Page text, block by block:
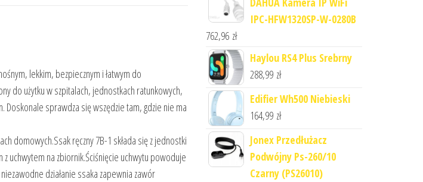
lekkim, bezpiecznym i łatwym do
do użytku w szpitalach, jednostkach ratunkowych,
Doskonale sprawdza się wszędzie tam, gdzie nie ma
domowych.Ssak ręczny 7B-1 składa się z jednostki
uchwytem na zbiornik.Ściśnięcie uchwytu powoduje
działanie ssaka zapewnia zawór
IPC-HFW1320SP-W-0280B
762,96 zł
Haylou RS4 Plus Srebrny
288,99 zł
Edifier Wh500 Niebieski
164,99 zł
Jonex Przedłużacz
Podwójny Ps-260/10
Czarny (PS26010)